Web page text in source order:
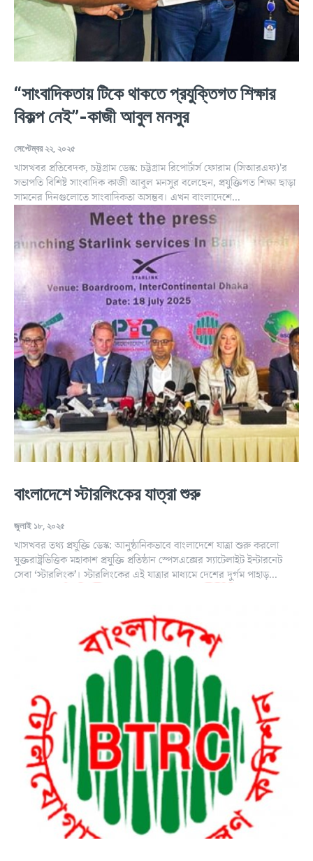
“সাংবাদিকতায় টিকে থাকতে প্রযুক্তিগত শিক্ষার
বিকল্প নেই”-কাজী আবুল মনসুর
সেপ্টেম্বর ২২, ২০২৫
খাসখবর প্রতিবেদক, চট্টগ্রাম ডেস্ক: চট্টগ্রাম রিপোর্টার্স ফোরাম (সিআরএফ)'র
সভাপতি বিশিষ্ট সাংবাদিক কাজী আবুল মনসুর বলেছেন, প্রযুক্তিগত শিক্ষা ছাড়া
সামনের দিনগুলোতে সাংবাদিকতা অসম্ভব। এখন বাংলাদেশে...
বাংলাদেশে স্টারলিংকের যাত্রা শুরু
জুলাই ১৮, ২০২৫
খাসখবর তথ্য প্রযুক্তি ডেস্ক: আনুষ্ঠানিকভাবে বাংলাদেশে যাত্রা শুরু করলো
যুক্তরাষ্ট্রভিত্তিক মহাকাশ প্রযুক্তি প্রতিষ্ঠান স্পেসএক্সের স্যাটেলাইট ইন্টারনেট
সেবা ‘স্টারলিংক’। স্টারলিংকের এই যাত্রার মাধ্যমে দেশের দুর্গম পাহাড়...